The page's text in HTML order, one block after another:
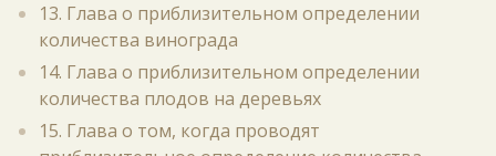
13. Глава о приблизительном определении
количества винограда
14. Глава о приблизительном определении
количества плодов на деревьях
15. Глава о том, когда проводят